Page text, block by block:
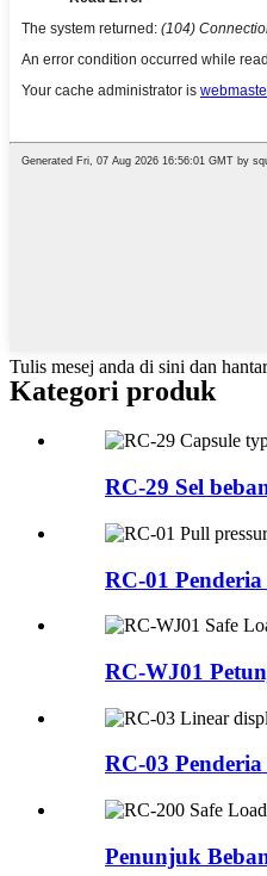
Tulis mesej anda di sini dan
Kategori produk
RC-29 Sel
RC-01
RC-WJ01
RC-03
Penunjuk